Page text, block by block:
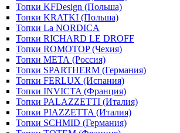
Топки KFDesign (Польша)
Топки KRATKI (Польша)
Топки La NORDICA
Топки RICHARD LE DROFF
Топки ROMOTOP (Чехия)
Топки МЕТА (Россия)
Топки SPARTHERM (Германия)
Топки FERLUX (Испания)
Топки INVICTA (Франция)
Топки PALAZZETTI (Италия)
Топки PIAZZETTA (Италия)
Топки SCHMID (Германия)